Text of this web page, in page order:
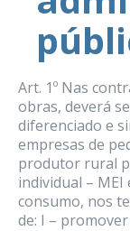
Art. 1º Nas
obras, deverá
diferenciado e
empresas de
produtor rural
individual – MEI
consumo, nos
de: I –